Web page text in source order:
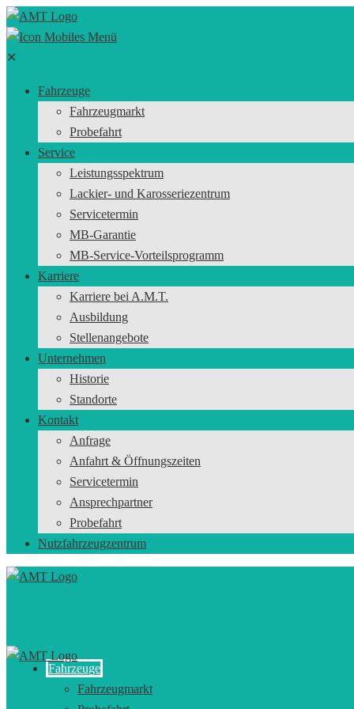
✕
Fahrzeuge
Fahrzeugmarkt
Probefahrt
Service
Leistungsspektrum
Lackier- und Karosseriezentrum
Servicetermin
MB-Garantie
MB-Service-Vorteilsprogramm
Karriere
Karriere bei A.M.T.
Ausbildung
Stellenangebote
Unternehmen
Historie
Standorte
Kontakt
Anfrage
Anfahrt & Öffnungszeiten
Servicetermin
Ansprechpartner
Probefahrt
Nutzfahrzeugzentrum
Fahrzeuge
Fahrzeugmarkt